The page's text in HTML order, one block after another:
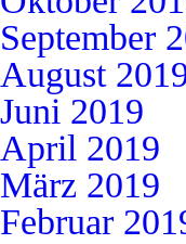
September
August
Juni 2019
April 2019
März 2019
Februar